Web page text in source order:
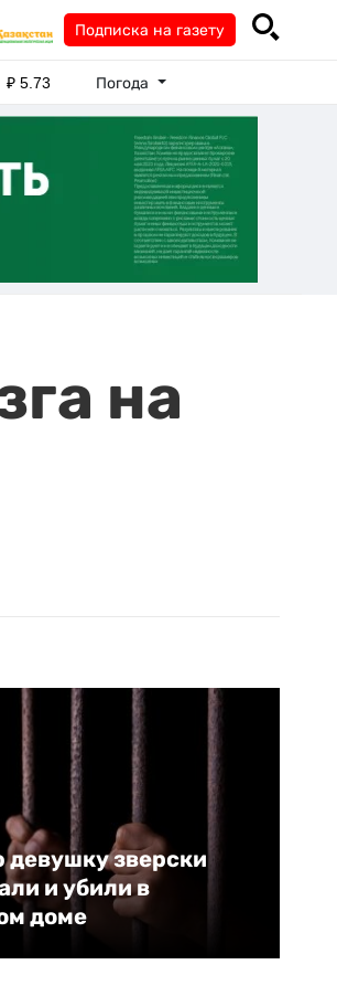
Подписка на газету
₽5.73 Погода
на
зверски
и убили в
доме